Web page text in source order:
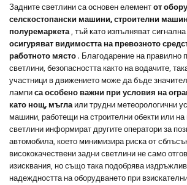
Задните светлини са основен елементот
селскостопански машини, строителни
полуремаркета, тъй като изпълняват
осигуряват видимостта на превозното
работното място . Благодарение на правилно
светлини, безопасността както на водачите,
участници в движението може да бъде
ламписа особено важни при условия на
като нощ, мъглаили трудни метеорологични
машини, работещи на строителни обекти или на
светлини информират другите оператори за
автомобила, което минимизира риска от
висококачествени задни светлини не само
изисквания, но също така подобрява
надеждността на оборудването при